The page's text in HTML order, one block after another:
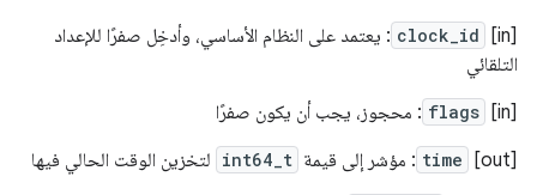
‫[in]
clock_id : يعتمد على النظام الأساسي، وأدخِل صفرًا للإعداد
التلقائي
‫[in]
flags : محجوز، يجب أن يكون صفرًا
[out]
time : مؤشر إلى قيمة int64_t لتخزين الوقت الحالي فيها